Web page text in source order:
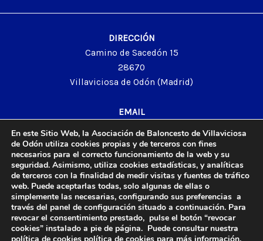
DIRECCIÓN
Camino de Sacedón 15
28670
Villaviciosa de Odón (Madrid)
EMAIL
TELÉFONO
916 657 426
© 2024 Agrupación Baloncesto de Villaviciosa de Odón.
Aviso Legal
Política de Privacidad
En este Sitio Web, la Asociación de Baloncesto de Villaviciosa
de Odón utiliza cookies propias y de terceros con fines
necesarios para el correcto funcionamiento de la web y su
seguridad. Asimismo, utiliza cookies estadísticas, y analíticas
de terceros con la finalidad de medir visitas y fuentes de tráfico
web. Puede aceptarlas todas, solo algunas de ellas o
simplemente las necesarias, configurando sus preferencias a
través del panel de configuración situado a continuación. Para
revocar el consentimiento prestado, pulse el botón “revocar
cookies” instalado a pie de página. Puede consultar nuestra